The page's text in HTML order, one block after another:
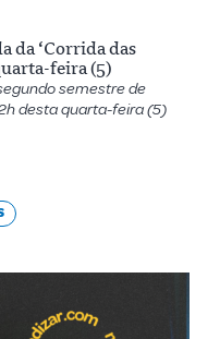
da ‘Corrida das
feira (5)
semestre de
desta quarta-feira (5)